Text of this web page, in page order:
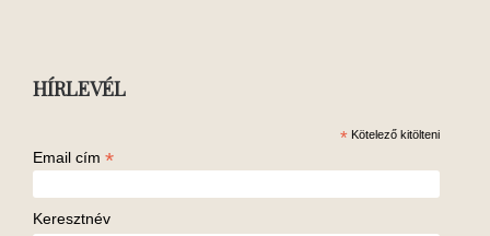
HÍRLEVÉL
* Kötelező kitölteni
Email cím *
Keresztnév